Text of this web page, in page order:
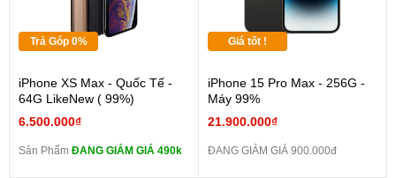
Trả Góp 0%
iPhone XS Max - Quốc Tế -
64G LikeNew ( 99%)
6.500.000₫
Sản Phẩm ĐANG GIẢM GIÁ 490k
Giá tốt !
iPhone 15 Pro Max - 256G -
Máy 99%
21.900.000₫
ĐANG GIẢM GIÁ 900.000đ